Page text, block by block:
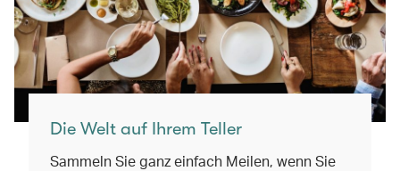
Die Welt auf Ihrem Teller
Sammeln Sie ganz einfach Meilen, wenn Sie